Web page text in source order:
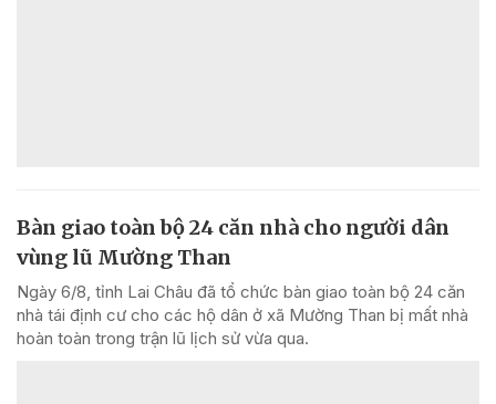
Bàn giao toàn bộ 24 căn nhà cho người dân
vùng lũ Mường Than
Ngày 6/8, tỉnh Lai Châu đã tổ chức bàn giao toàn bộ 24 căn
nhà tái định cư cho các hộ dân ở xã Mường Than bị mất nhà
hoàn toàn trong trận lũ lịch sử vừa qua.